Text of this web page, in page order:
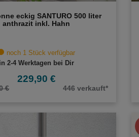
eckig SANTURO 500 liter
anthrazit inkl. Hahn
noch 1 Stück verfügbar
in 2-4 Werktagen bei Dir
229,90 €
€ 446 verkauft*